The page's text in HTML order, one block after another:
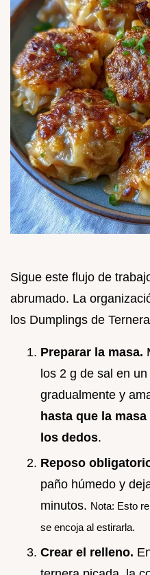
Sigue este flujo de
abrumado. La
los Dumplings de
Preparar la masa.
los 2 g de sal en
gradualmente y
hasta que la
los dedos.
Reposo
paño húmedo y
minutos. Nota: Esto
se encoja al estirarla.
Crear el relleno.